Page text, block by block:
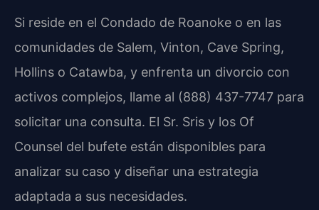
Si reside en el Condado de Roanoke o en las
comunidades de Salem, Vinton, Cave Spring,
Hollins o Catawba, y enfrenta un divorcio con
activos complejos, llame al (888) 437-7747 para
solicitar una consulta. El Sr. Sris y los Of
Counsel del bufete están disponibles para
analizar su caso y diseñar una estrategia
adaptada a sus necesidades.